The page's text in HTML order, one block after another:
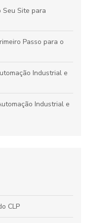
Seu Site para
Passo para o
Industrial e
Industrial e
CLP